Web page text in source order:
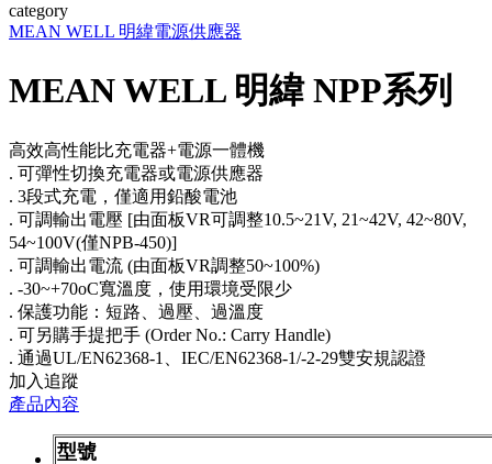
category
MEAN WELL 明緯電源供應器
MEAN WELL 明緯 NPP系列
高效高性能比充電器+電源一體機
. 可彈性切換充電器或電源供應器
. 3段式充電，僅適用鉛酸電池
. 可調輸出電壓 [由面板VR可調整10.5~21V, 21~42V, 42~80V,
54~100V(僅NPB-450)]
. 可調輸出電流 (由面板VR調整50~100%)
. -30~+70oC寬溫度，使用環境受限少
. 保護功能：短路、過壓、過溫度
. 可另購手提把手 (Order No.: Carry Handle)
. 通過UL/EN62368-1、IEC/EN62368-1/-2-29雙安規認證
加入追蹤
產品內容
型號